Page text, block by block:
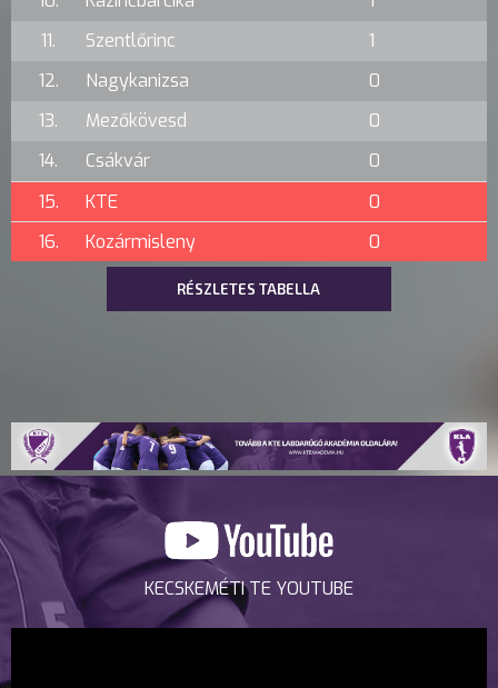
11.
Szentlőrinc
1
12.
Nagykanizsa
0
13.
Mezőkövesd
0
14.
Csákvár
0
15.
KTE
0
16.
Kozármisleny 0
RÉSZLETES TABELLA
KECSKEMÉTI TE YOUTUBE